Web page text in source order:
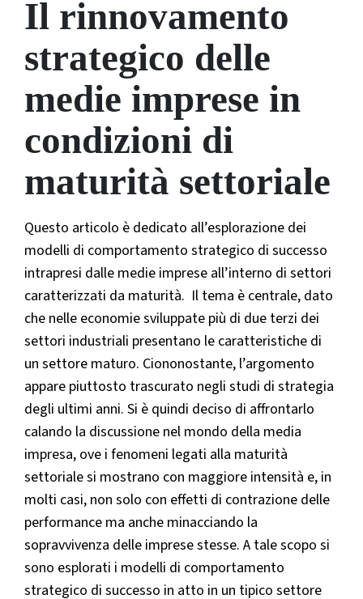
Il rinnovamento
strategico delle
medie imprese in
condizioni di
maturità settoriale
Questo articolo è dedicato all’esplorazione dei
modelli di comportamento strategico di successo
intrapresi dalle medie imprese all’interno di settori
caratterizzati da maturità. Il tema è centrale, dato
che nelle economie sviluppate più di due terzi dei
settori industriali presentano le caratteristiche di
un settore maturo. Ciononostante, l’argomento
appare piuttosto trascurato negli studi di strategia
degli ultimi anni. Si è quindi deciso di affrontarlo
calando la discussione nel mondo della media
impresa, ove i fenomeni legati alla maturità
settoriale si mostrano con maggiore intensità e, in
molti casi, non solo con effetti di contrazione delle
performance ma anche minacciando la
sopravvivenza delle imprese stesse. A tale scopo si
sono esplorati i modelli di comportamento
strategico di successo in atto in un tipico settore